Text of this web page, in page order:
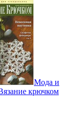
Мода и
крючком